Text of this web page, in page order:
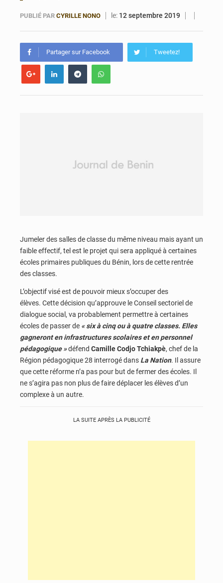
PUBLIÉ PAR CYRILLE NONO le: 12 septembre 2019
Partager sur Facebook Tweetez!
Jumeler des salles de classe du même niveau mais ayant un
faible effectif, tel est le projet qui sera appliqué à certaines
écoles primaires publiques du Bénin, lors de cette rentrée
des classes.
L’objectif visé est de pouvoir mieux s’occuper des
élèves. Cette décision qu’approuve le Conseil sectoriel de
dialogue social, va probablement permettre à certaines
écoles de passer de « six à cinq ou à quatre classes. Elles
gagneront en infrastructures scolaires et en personnel
pédagogique »défend Camille Codjo Tchiakpè, chef de la
Région pédagogique 28 interrogé dans La Nation. Il assure
que cette réforme n’a pas pour but de fermer des écoles. Il
ne s’agira pas non plus de faire déplacer les élèves d’un
complexe à un autre.
LA SUITE APRÈS LA PUBLICITÉ